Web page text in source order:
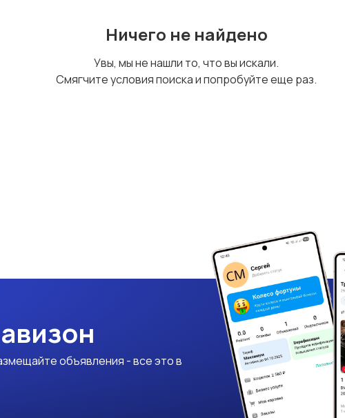
Ничего не найдено
Увы, мы не нашли то, что вы искали.
Смягчите условия поиска и попробуйте еще раз.
объявления - все это в